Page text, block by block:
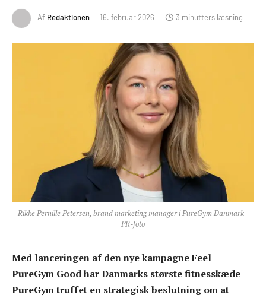
Af Redaktionen 16. februar 2026 3 minutters læsning
Rikke Pernille Petersen, brand marketing manager i PureGym Danmark -
PR-foto
Med lanceringen af den nye kampagne Feel
PureGym Good har Danmarks største fitnesskæde
PureGym truffet en strategisk beslutning om at